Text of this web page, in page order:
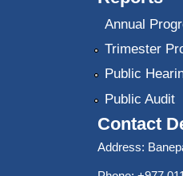
Annual
Trimester
Public
Public Audit
Contact
Address: